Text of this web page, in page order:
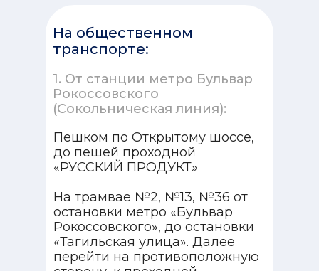
На общественном
транспорте:
Пешком по Открытому шоссе,
до пешей проходной
«РУССКИЙ ПРОДУКТ»
На трамвае №2, №13, №36 от
остановки метро «Бульвар
Рокоссовского», до остановки
«Тагильская улица». Далее
перейти на противоположную
1. От станции метро Бульвар
Рокоссовского
(Сокольническая линия):